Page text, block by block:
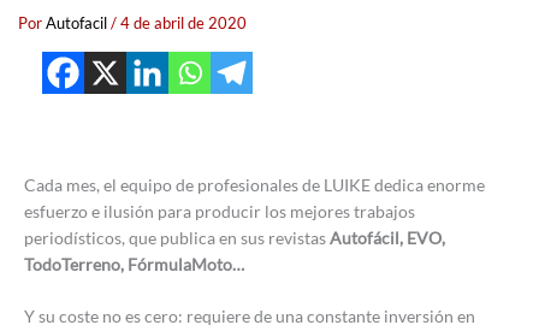
PorAutofacil/4 de abril de 2020
Cada mes, el equipo de profesionales de LUIKE dedica enorme
esfuerzo e ilusión para producir los mejores trabajos
periodísticos, que publica en sus revistasAutofácil, EVO,
TodoTerreno, FórmulaMoto…
Y su coste no es cero: requiere de una constante inversión en